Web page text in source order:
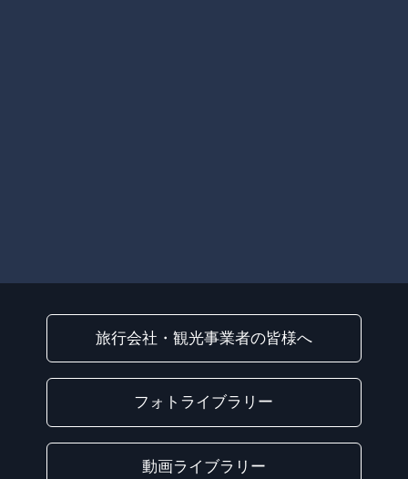
旅行会社・観光事業者の皆様へ
フォトライブラリー
動画ライブラリー